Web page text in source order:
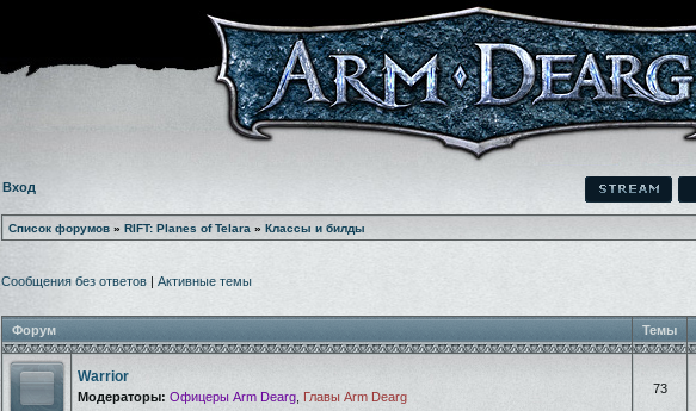
Вход
Список форумов » RIFT: Planes of Telara » Классы и билды
Сообщения без ответов | Активные темы
Форум Темы
Warrior
Модераторы: Офицеры Arm Dearg Главы Arm Dearg
73